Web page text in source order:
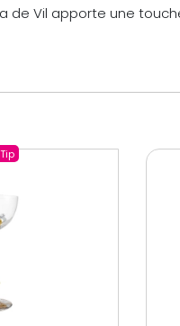
de Vil apporte une
Tip